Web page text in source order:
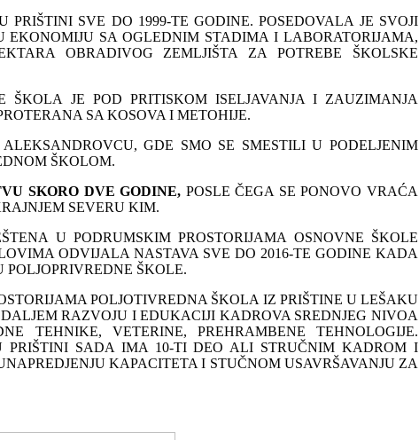
SVE DO 1999-TE GODINE. POSEDOVALA JE SVOJI
SA OGLEDNIM STADIMA I LABORATORIJAMA,
OBRADIVOG ZEMLJIŠTA ZA POTREBE ŠKOLSKE
ŠKOLA JE POD PRITISKOM ISELJAVANJA I ZAUZIMANJA
SA KOSOVA I METOHIJE.
GDE SMO SE SMESTILI U PODELJENIM
ŠKOLOM.
SKORO DVE GODINE, POSLE ČEGA SE PONOVO VRAĆA
SEVERU KIM.
U PODRUMSKIM PROSTORIJAMA OSNOVNE ŠKOLE
ODVIJALA NASTAVA SVE DO 2016-TE GODINE KADA
ŠKOLE.
POLJOTIVREDNA ŠKOLA IZ PRIŠTINE U LEŠAKU
RAZVOJU I EDUKACIJI KADROVA SREDNJEG NIVOA
TEHNIKE, VETERINE, PREHRAMBENE TEHNOLOGIJE.
SADA IMA 10-TI DEO ALI STRUČNIM KADROM I
KAPACITETA I STUČNOM USAVRŠAVANJU ZA